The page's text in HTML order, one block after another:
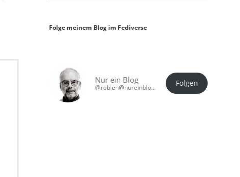
Folge meinem Blog im Fediverse
Nur ein Blog
@roblen@nureinblog.at Folgen